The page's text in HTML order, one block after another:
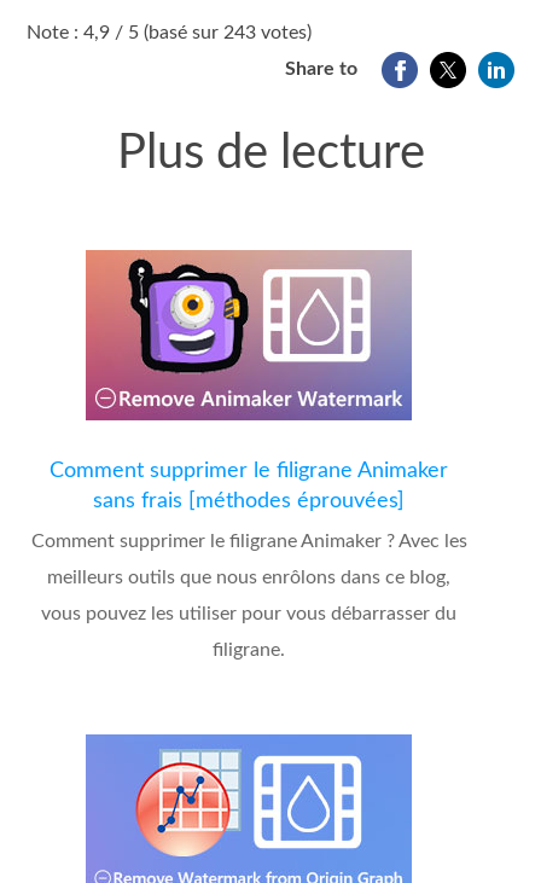
Note : 4,9 / 5 (basé sur 243 votes)
Share to
Plus de lecture
Comment supprimer le filigrane Animaker
sans frais [méthodes éprouvées]
Comment supprimer le filigrane Animaker ? Avec les
meilleurs outils que nous enrôlons dans ce blog,
vous pouvez les utiliser pour vous débarrasser du
filigrane.